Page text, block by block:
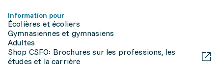
Information pour
Écolières et écoliers
Gymnasiennes et gymnasiens
Adultes
Shop CSFO: Brochures sur les professions, les
études et la carrière